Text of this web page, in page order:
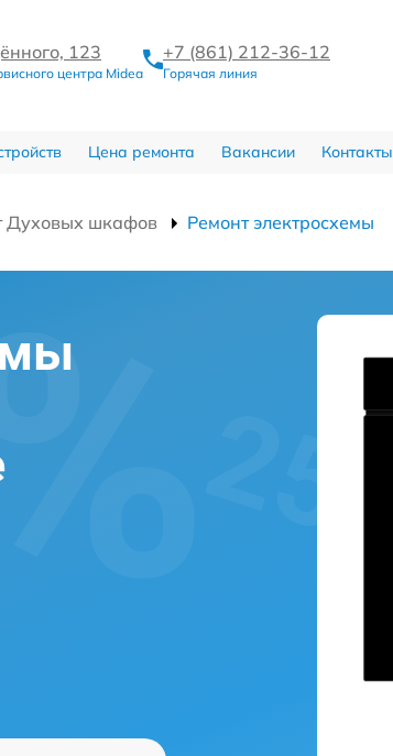
123
центра Midea
+7 (861) 212-36-12
Горячая линия
Цена ремонта Вакансии Контакты
Духовых шкафов Ремонт электросхемы